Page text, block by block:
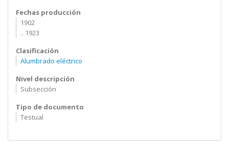
Fechas producción
1902
.. 1923
Clasificación
Alumbrado eléctrico
Nivel descripción
Subsección
Tipo de documento
Testual